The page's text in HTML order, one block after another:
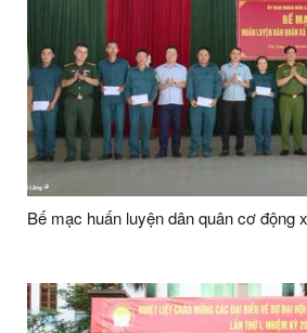
Bế mạc huấn luyện dân quân cơ động